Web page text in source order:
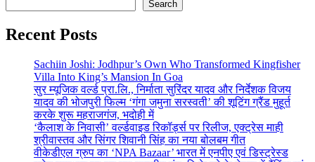
Search
Recent Posts
Sachiin Joshi: Jodhpur’s Own Who Transformed Kingfisher
Villa Into King’s Mansion In Goa
सुर म्यूजिक वर्ल्ड प्रा.लि., निर्माता सुरिंदर यादव और निर्देशक विजय
यादव की भोजपुरी फिल्म ‘गंगा जमुना सरस्वती’ की शूटिंग ग्रैंड मुहूर्त
करके शुरू महराजगंज, भदोही में
‘कैलाश के निवासी’ वर्ल्डवाइड रिकॉर्ड्स पर रिलीज, एक्ट्रेस माही
श्रीवास्तव और सिंगर शिवानी सिंह का नया बोलबम गीत
वीकेडीएल ग्रुप का ‘NPA Bazaar’ भारत में एनपीए एवं डिस्ट्रेस्ड